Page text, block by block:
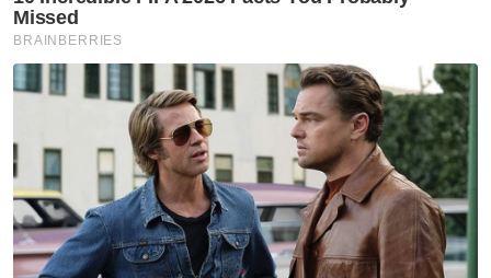
2012, yang mengekalkan keputusan
Mahkamah Tinggi yang mengarahkan kes
saman sivil itu ditentukan menerusi isu
undang-undang.
Artikel Berkaitan:
Tema Hari Kebangsaan: Terengganu ikut Kerajaan
Persekutuan
Mohd Amar doakan kepimpinan baharu Kerajaan
Kelantan